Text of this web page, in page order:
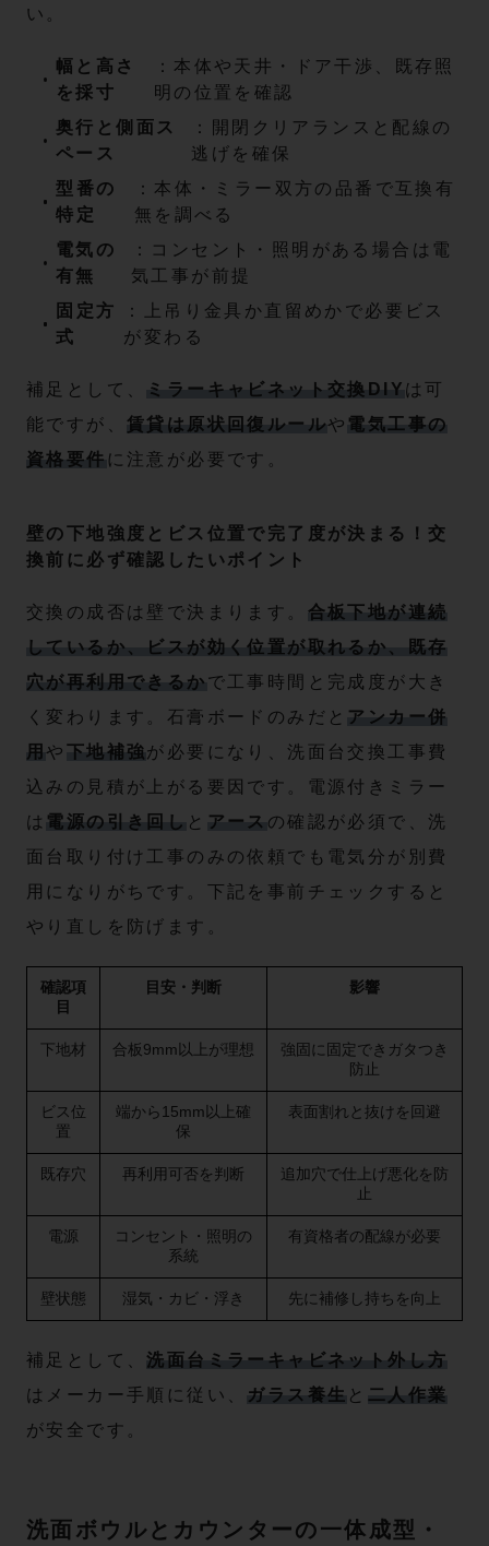
い。
幅と高さ
を採寸
：本体や天井・ドア干渉、既存照
明の位置を確認
奥行と側面ス
ペース
：開閉クリアランスと配線の
逃げを確保
型番の
特定
：本体・ミラー双方の品番で互換有
無を調べる
電気の
有無
：コンセント・照明がある場合は電
気工事が前提
固定方
式
：上吊り金具か直留めかで必要ビス
が変わる
補足として、 ミラーキャビネット交換DIY は可
能ですが、 賃貸は原状回復ルールや 電気工事の
資格要件 に注意が必要です。
壁の下地強度とビス位置で完了度が決まる！交
換前に必ず確認したいポイント
交換の成否は壁で決まります。 合板下地が連続
しているか、ビスが効く位置が取れるか、既存
穴が再利用できるかで工事時間と完成度が大き
く変わります。石膏ボードのみだと アンカー併
用 や 下地補強が必要になり、洗面台交換工事費
込みの見積が上がる要因です。電源付きミラー
は 電源の引き回し と アース の確認が必須で、洗
面台取り付け工事のみの依頼でも電気分が別費
用になりがちです。下記を事前チェックすると
やり直しを防げます。
確認項
目
目安・判断 影響
下地材 合板9mm以上が理想
強固に固定できガタつき
防止
ビス位
置
端から15mm以上確
保
表面割れと抜けを回避
既存穴 再利用可否を判断
追加穴で仕上げ悪化を防
止
電源
コンセント・照明の
系統
有資格者の配線が必要
壁状態 湿気・カビ・浮き 先に補修し持ちを向上
補足として、洗面台ミラーキャビネット外し方
はメーカー手順に従い、 ガラス養生 と 二人作業
が安全です。
洗面ボウルとカウンターの一体成型・